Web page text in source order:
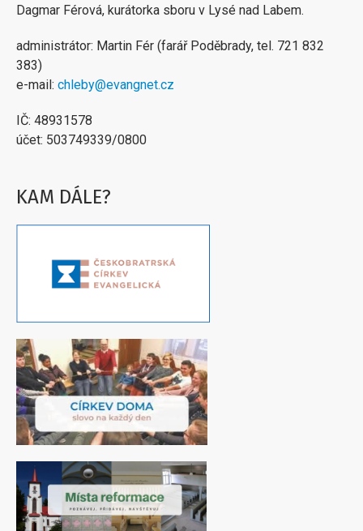
Dagmar Férová, kurátorka sboru v Lysé nad Labem.
administrátor: Martin Fér (farář Poděbrady, tel. 721 832
383)
e-mail: chleby@evangnet.cz
IČ: 48931578
účet: 503749339/0800
KAM DÁLE?